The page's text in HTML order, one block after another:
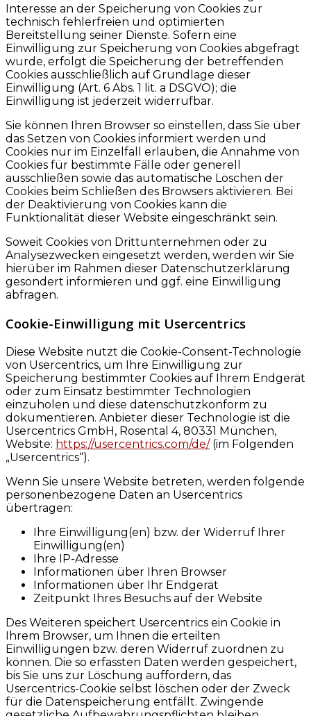
Interesse an der Speicherung von Cookies zur
technisch fehlerfreien und optimierten
Bereitstellung seiner Dienste. Sofern eine
Einwilligung zur Speicherung von Cookies abgefragt
wurde, erfolgt die Speicherung der betreffenden
Cookies ausschließlich auf Grundlage dieser
Einwilligung (Art. 6 Abs. 1 lit. a DSGVO); die
Einwilligung ist jederzeit widerrufbar.
Sie können Ihren Browser so einstellen, dass Sie über
das Setzen von Cookies informiert werden und
Cookies nur im Einzelfall erlauben, die Annahme von
Cookies für bestimmte Fälle oder generell
ausschließen sowie das automatische Löschen der
Cookies beim Schließen des Browsers aktivieren. Bei
der Deaktivierung von Cookies kann die
Funktionalität dieser Website eingeschränkt sein.
Soweit Cookies von Drittunternehmen oder zu
Analysezwecken eingesetzt werden, werden wir Sie
hierüber im Rahmen dieser Datenschutzerklärung
gesondert informieren und ggf. eine Einwilligung
abfragen.
Cookie-Einwilligung mit Usercentrics
Diese Website nutzt die Cookie-Consent-Technologie
von Usercentrics, um Ihre Einwilligung zur
Speicherung bestimmter Cookies auf Ihrem Endgerät
oder zum Einsatz bestimmter Technologien
einzuholen und diese datenschutzkonform zu
dokumentieren. Anbieter dieser Technologie ist die
Usercentrics GmbH, Rosental 4, 80331 München,
Website: https://usercentrics.com/de/(im Folgenden
„Usercentrics“).
Wenn Sie unsere Website betreten, werden folgende
personenbezogene Daten an Usercentrics
übertragen:
Ihre Einwilligung(en) bzw. der Widerruf Ihrer
Einwilligung(en)
Ihre IP-Adresse
Informationen über Ihren Browser
Informationen über Ihr Endgerät
Zeitpunkt Ihres Besuchs auf der Website
Des Weiteren speichert Usercentrics ein Cookie in
Ihrem Browser, um Ihnen die erteilten
Einwilligungen bzw. deren Widerruf zuordnen zu
können. Die so erfassten Daten werden gespeichert,
bis Sie uns zur Löschung auffordern, das
Usercentrics-Cookie selbst löschen oder der Zweck
für die Datenspeicherung entfällt. Zwingende